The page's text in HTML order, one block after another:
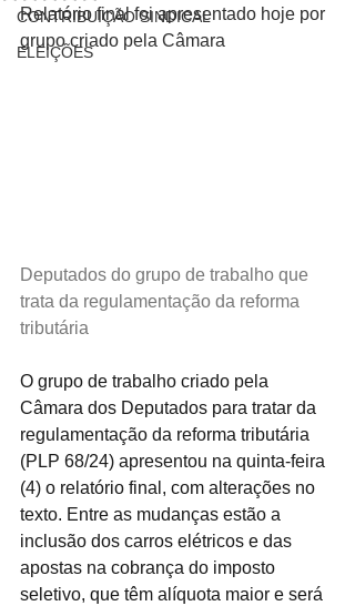
CONTRIBUIÇÃO SINDICAL
ELEIÇÕES
Relatório final foi apresentado hoje por
grupo criado pela Câmara
Deputados do grupo de trabalho que
trata da regulamentação da reforma
tributária
O grupo de trabalho criado pela
Câmara dos Deputados para tratar da
regulamentação da reforma tributária
(PLP 68/24) apresentou na quinta-feira
(4) o relatório final, com alterações no
texto. Entre as mudanças estão a
inclusão dos carros elétricos e das
apostas na cobrança do imposto
seletivo, que têm alíquota maior e será